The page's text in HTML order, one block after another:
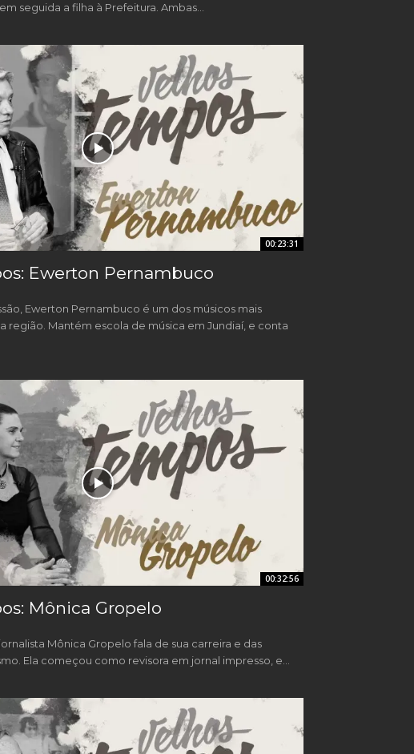
seguida a filha à Prefeitura. Ambas...
00:23:31
Ewerton Pernambuco
Ewerton Pernambuco é um dos músicos mais
região. Mantém escola de música em Jundiaí, e conta
00:32:56
Mônica Gropelo
Mônica Gropelo fala de sua carreira e das
Ela começou como revisora em jornal impresso, e...